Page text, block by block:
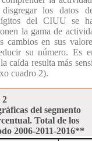
los datos
del CIUU se
la gama de
cambios en sus
su número. Es
caída resulta más
cuadro 2).
2
del segmento
Total de los
2006-2011-2016**